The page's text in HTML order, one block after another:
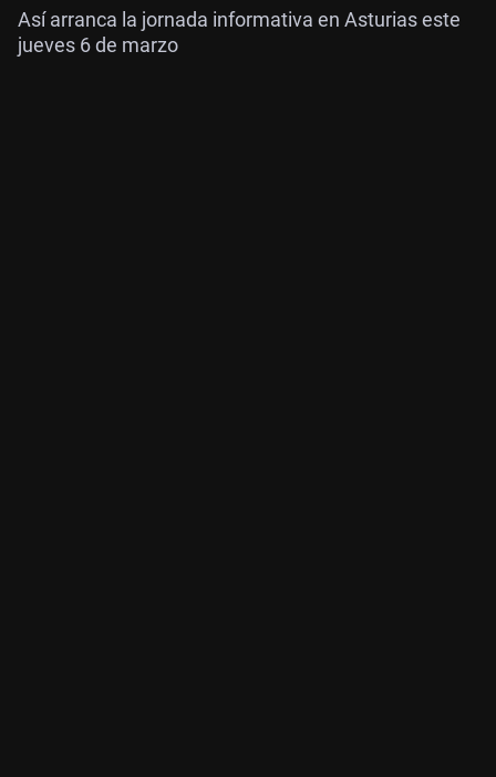
Así arranca la jornada informativa en Asturias este
jueves 6 de marzo